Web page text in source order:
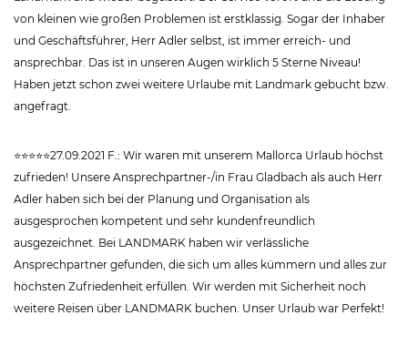
von kleinen wie großen Problemen ist erstklassig. Sogar der Inhaber
und Geschäftsführer, Herr Adler selbst, ist immer erreich- und
ansprechbar. Das ist in unseren Augen wirklich 5 Sterne Niveau!
Haben jetzt schon zwei weitere Urlaube mit Landmark gebucht bzw.
angefragt.
⭐⭐⭐⭐⭐27.09.2021 F.: Wir waren mit unserem Mallorca Urlaub höchst
zufrieden! Unsere Ansprechpartner-/in Frau Gladbach als auch Herr
Adler haben sich bei der Planung und Organisation als
ausgesprochen kompetent und sehr kundenfreundlich
ausgezeichnet. Bei LANDMARK haben wir verlässliche
Ansprechpartner gefunden, die sich um alles kümmern und alles zur
höchsten Zufriedenheit erfüllen. Wir werden mit Sicherheit noch
weitere Reisen über LANDMARK buchen. Unser Urlaub war Perfekt!